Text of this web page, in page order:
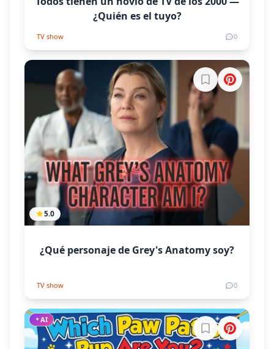
¿Quién es el tuyo?
TV show 0
5.0
Inicia sesión
¿Qué personaje de Grey's Anatomy soy?
TV show 0
AI
Inicia sesión